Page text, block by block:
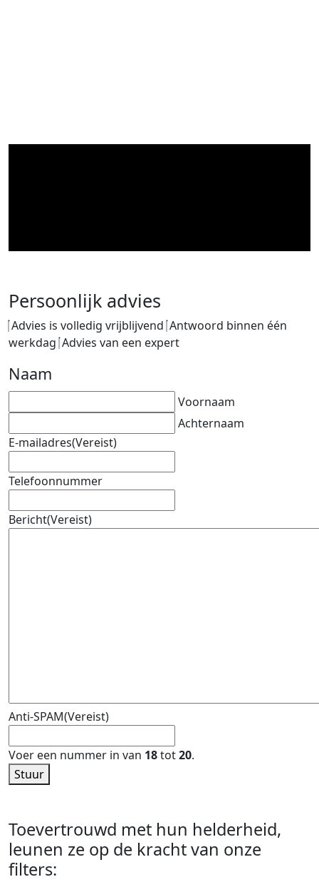
Persoonlijk advies
Advies is volledig vrijblijvend Antwoord binnen één
werkdag Advies van een expert
Naam
Voornaam
Achternaam
E-mailadres(Vereist)
Telefoonnummer
Bericht(Vereist)
Anti-SPAM(Vereist)
Voer een nummer in van 18tot20.
Stuur
Toevertrouwd met hun helderheid,
leunen ze op de kracht van onze
filters: